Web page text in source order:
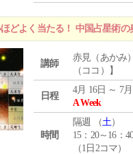
よく当たる！ 中国占星術の
講師
赤見（あかみ
（ココ）】
日程
4月 16日 ～ 7
A Week
時間
隔週 （土）
15：20～16：
（1日2コマ）